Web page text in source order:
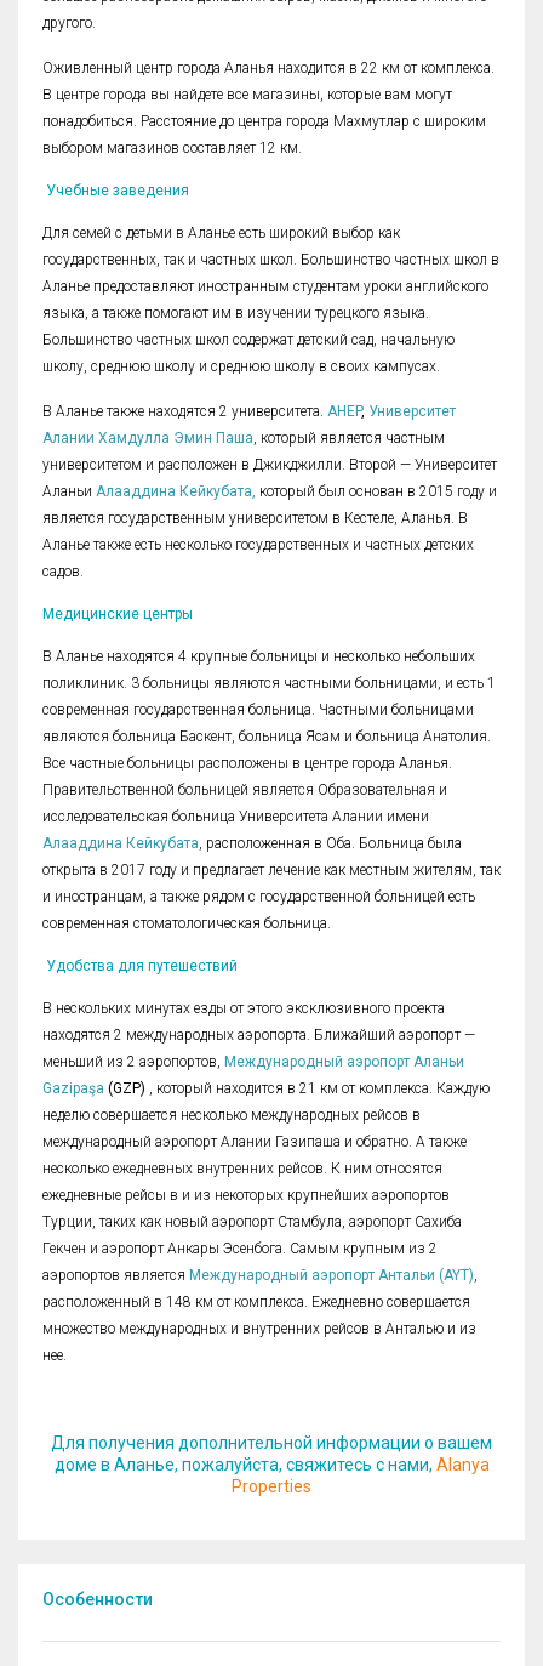
другого.
Оживленный центр города Аланья находится в 22 км от комплекса.
В центре города вы найдете все магазины, которые вам могут
понадобиться. Расстояние до центра города Махмутлар с широким
выбором магазинов составляет 12 км.
Учебные заведения
Для семей с детьми в Аланье есть широкий выбор как
государственных, так и частных школ. Большинство частных школ в
Аланье предоставляют иностранным студентам уроки английского
языка, а также помогают им в изучении турецкого языка.
Большинство частных школ содержат детский сад, начальную
школу, среднюю школу и среднюю школу в своих кампусах.
В Аланье также находятся 2 университета. AHEP, Университет
Алании Хамдулла Эмин Паша, который является частным
университетом и расположен в Джикджилли. Второй — Университет
Аланьи Алааддина Кейкубата, который был основан в 2015 году и
является государственным университетом в Кестеле, Аланья. В
Аланье также есть несколько государственных и частных детских
садов.
Медицинские центры
В Аланье находятся 4 крупные больницы и несколько небольших
поликлиник. 3 больницы являются частными больницами, и есть 1
современная государственная больница. Частными больницами
являются больница Баскент, больница Ясам и больница Анатолия.
Все частные больницы расположены в центре города Аланья.
Правительственной больницей является Образовательная и
исследовательская больница Университета Алании имени
Алааддина Кейкубата, расположенная в Оба. Больница была
открыта в 2017 году и предлагает лечение как местным жителям, так
и иностранцам, а также рядом с государственной больницей есть
современная стоматологическая больница.
Удобства для путешествий
В нескольких минутах езды от этого эксклюзивного проекта
находятся 2 международных аэропорта. Ближайший аэропорт —
меньший из 2 аэропортов, Международный аэропорт Аланьи
Gazipaşa (GZP) , который находится в 21 км от комплекса. Каждую
неделю совершается несколько международных рейсов в
международный аэропорт Алании Газипаша и обратно. А также
несколько ежедневных внутренних рейсов. К ним относятся
ежедневные рейсы в и из некоторых крупнейших аэропортов
Турции, таких как новый аэропорт Стамбула, аэропорт Сахиба
Гекчен и аэропорт Анкары Эсенбога. Самым крупным из 2
аэропортов является Международный аэропорт Антальи (AYT),
расположенный в 148 км от комплекса. Ежедневно совершается
множество международных и внутренних рейсов в Анталью и из
нее.
Для получения дополнительной информации о вашем
доме в Аланье, пожалуйста, свяжитесь с нами, Alanya
Properties
Особенности